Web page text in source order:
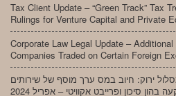
Tax Client Update – “Green Track” Tax
Rulings for Venture Capital and Private
Corporate Law Legal Update –
Companies Traded on Certain Foreign
ירוק: חיוב במס ערך מוסף של שירותים